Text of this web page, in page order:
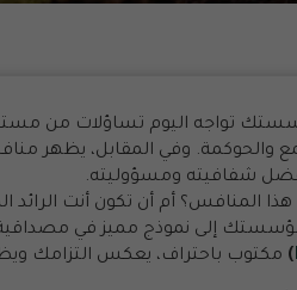
تواجه اليوم تساؤلات من
والحوكمة. وفي المقابل، يظهر
شفافيته ومسؤوليته.
المنافس؟ أم أن تكون أنت الرائد
إلى نموذج مميز في مصداقية
) مكتوب باحتراف، يعكس التزامك